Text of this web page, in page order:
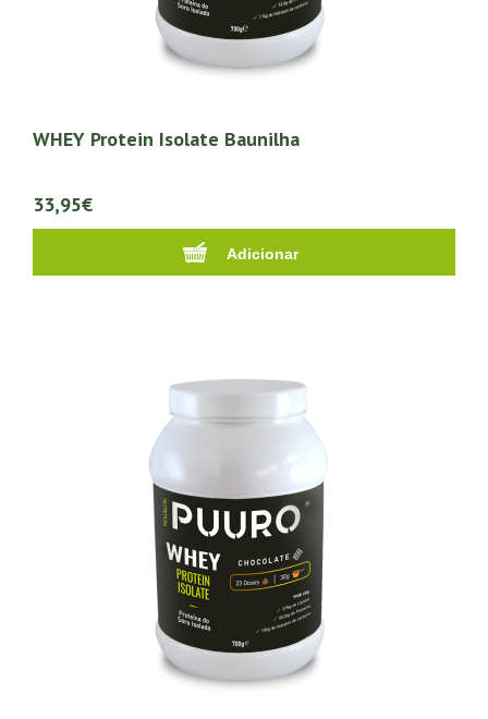
WHEY Protein Isolate Baunilha
33,95€